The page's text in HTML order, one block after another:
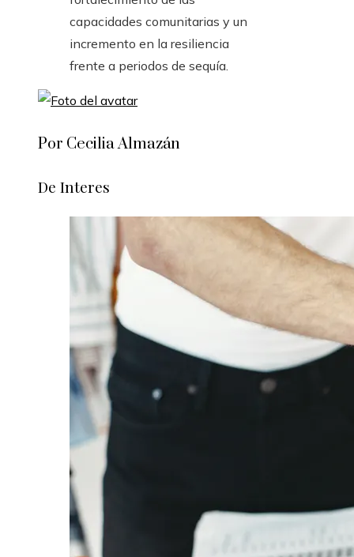
capacidades comunitarias y un
incremento en la resiliencia
frente a periodos de sequía.
Por Cecilia Almazán
De Interes